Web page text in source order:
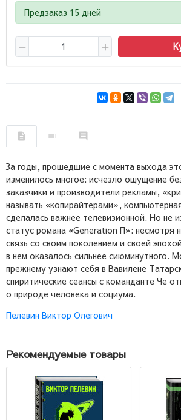
Предзаказ 15 дней
За годы, прошедшие с момента выхода
изменилось многое: исчезло ощущение
заказчики и производители рекламы,
называть «копирайтерами»,
сделалась важнее телевизионной. Но не
статус романа «Generation П»: несмотря
связь со своим поколением и своей
в нем оказалось сильнее сиюминутного.
прежнему узнают себя в Вавилене
спиритические сеансы с команданте Че
о природе человека и социума.
Пелевин Виктор Олегович
Рекомендуемые товары